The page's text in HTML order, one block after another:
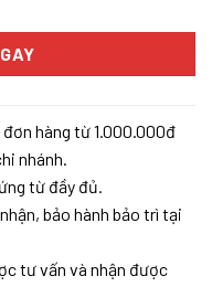
hàng từ 1.000.000đ
nhánh.
từ đầy đủ.
bảo hành bảo trì tại
tư vấn và nhận được